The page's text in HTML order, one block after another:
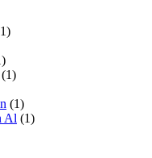
(1)
(1)
Al (1)